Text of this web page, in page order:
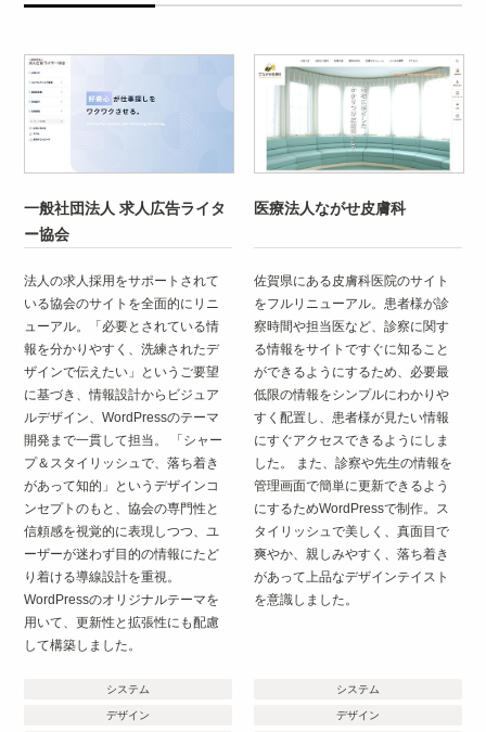
一般社団法人 求人広告ライタ
ー協会
法人の求人採用をサポートされて
いる協会のサイトを全面的にリニ
ューアル。「必要とされている情
報を分かりやすく、洗練されたデ
ザインで伝えたい」というご要望
に基づき、情報設計からビジュア
ルデザイン、WordPressのテーマ
開発まで一貫して担当。 「シャー
プ＆スタイリッシュで、落ち着き
があって知的」というデザインコ
ンセプトのもと、協会の専門性と
信頼感を視覚的に表現しつつ、ユ
ーザーが迷わず目的の情報にたど
り着ける導線設計を重視。
WordPressのオリジナルテーマを
用いて、更新性と拡張性にも配慮
して構築しました。
システム
デザイン
医療法人ながせ皮膚科
佐賀県にある皮膚科医院のサイト
をフルリニューアル。患者様が診
察時間や担当医など、診察に関す
る情報をサイトですぐに知ること
ができるようにするため、必要最
低限の情報をシンプルにわかりや
すく配置し、患者様が見たい情報
にすぐアクセスできるようにしま
した。 また、診察や先生の情報を
管理画面で簡単に更新できるよう
にするためWordPressで制作。ス
タイリッシュで美しく、真面目で
爽やか、親しみやすく、落ち着き
があって上品なデザインテイスト
を意識しました。
システム
デザイン